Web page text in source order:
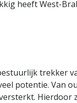
heeft West-
trekker
potentie. Van
Hierdoor